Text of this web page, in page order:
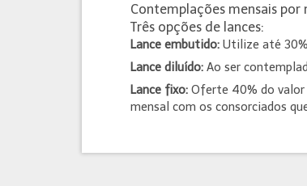
Contemplações mensais
Três opções de lances:
Lance embutido:Utilize até
Lance diluído:Ao ser
Lance fixo:Oferte 40% do valor
mensal com os consorciados